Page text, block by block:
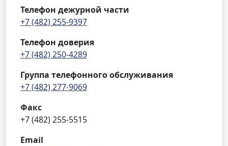
Телефон дежурной части
+7 (482) 255-9397
Телефон доверия
+7 (482) 250-4289
Группа телефонного обслуживания
+7 (482) 277-9069
Факс
+7 (482) 255-5515
Email